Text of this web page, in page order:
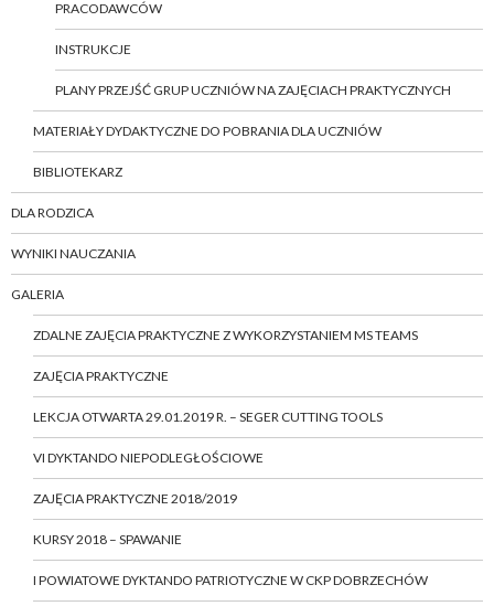
PRACODAWCÓW
INSTRUKCJE
PLANY PRZEJŚĆ GRUP UCZNIÓW NA ZAJĘCIACH PRAKTYCZNYCH
MATERIAŁY DYDAKTYCZNE DO POBRANIA DLA UCZNIÓW
BIBLIOTEKARZ
DLA RODZICA
WYNIKI NAUCZANIA
GALERIA
ZDALNE ZAJĘCIA PRAKTYCZNE Z WYKORZYSTANIEM MS TEAMS
ZAJĘCIA PRAKTYCZNE
LEKCJA OTWARTA 29.01.2019 R. – SEGER CUTTING TOOLS
VI DYKTANDO NIEPODLEGŁOŚCIOWE
ZAJĘCIA PRAKTYCZNE 2018/2019
KURSY 2018 – SPAWANIE
I POWIATOWE DYKTANDO PATRIOTYCZNE W CKP DOBRZECHÓW